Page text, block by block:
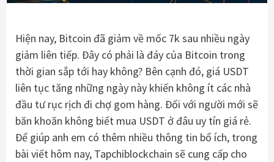
Hiện nay, Bitcoin đã giảm về mốc 7k sau nhiều ngày
giảm liên tiếp. Đây có phải là đáy của Bitcoin trong
thời gian sắp tới hay không? Bên cạnh đó, giá USDT
liên tục tăng những ngày này khiến không ít các nhà
đầu tư rục rịch đi chợ gom hàng. Đối với người mới sẽ
băn khoăn không biết mua USDT ở đâu uy tín giá rẻ.
Để giúp anh em có thêm nhiều thông tin bổ ích, trong
bài viết hôm nay, Tapchiblockchain sẽ cung cấp cho